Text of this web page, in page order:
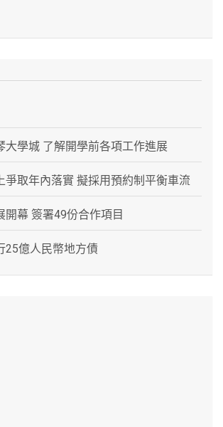
大學城 了解開學前各項工作進展
爭取年內落實 擬採用預約制平衡車流
開幕 簽署49份合作項目
25億人民幣地方債